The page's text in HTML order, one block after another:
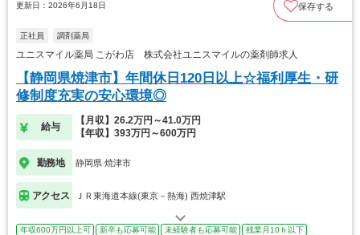
更新日：2026年6月18日 保存する
正社員 調剤薬局
ユニスマイル薬局 こがわ店 株式会社ユニスマイルの薬剤師求人
【静岡県焼津市】年間休日120日以上☆福利厚生・研
修制度充実の安心環境◎
給与
【月収】26.2万円～41.0万円
【年収】393万円～600万円
勤務地 静岡県 焼津市
アクセス ＪＲ東海道本線(東京－熱海) 西焼津駅
年収600万円以上可 新卒も応募可能 未経験者も応募可能
残業月10ｈ以下